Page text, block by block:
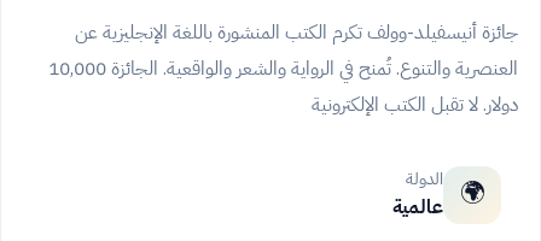
جائزة أنيسفيلد-وولف تكرم الكتب المنشورة باللغة الإنجليزية عن
العنصرية والتنوع. تُمنح في الرواية والشعر والواقعية. الجائزة 10,000
دولار. لا تقبل الكتب الإلكترونية
🌍 الدولة
عالمية